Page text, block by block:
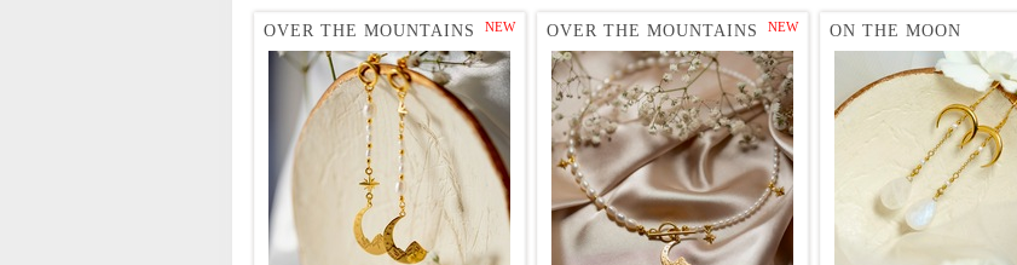
OVER THE MOUNTAINS NEW OVER THE MOUNTAINS NEW ON THE MOON